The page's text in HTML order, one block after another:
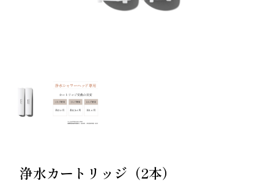
やわらかヘッドスパブ
浄水カートリッジ（2本）